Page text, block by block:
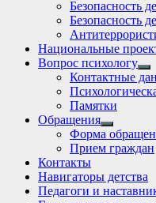
Безопасность
Безопасность
Национальные
Вопрос психологу
Контактные
Памятки
Обращения
Show
sub
menu
Форма
Прием граждан
Контакты
Навигаторы детства
Педагоги и